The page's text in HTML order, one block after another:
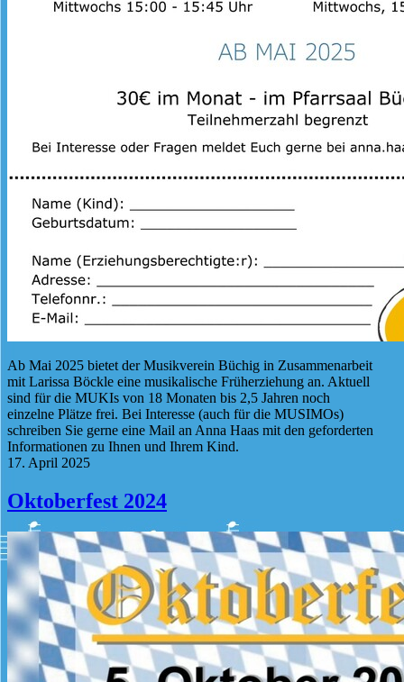
Ab Mai 2025 bietet der Musikverein Büchig in Zusammenarbeit
mit Larissa Böckle eine musikalische Früherziehung an. Aktuell
sind für die MUKIs von 18 Monaten bis 2,5 Jahren noch
einzelne Plätze frei. Bei Interesse (auch für die MUSIMOs)
schreiben Sie gerne eine Mail an Anna Haas mit den geforderten
Informationen zu Ihnen und Ihrem Kind.
17. April 2025
Oktoberfest 2024